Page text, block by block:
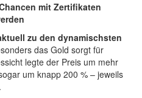
mit Zertifikaten
zu den dynamischsten
das Gold sorgt für
legte der Preis um mehr
um knapp 200 % – jeweils